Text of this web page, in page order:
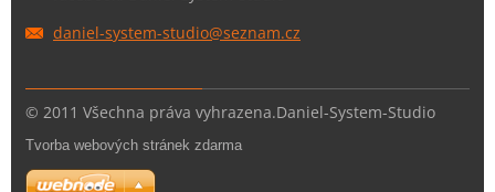
daniel-system-studio@seznam.cz
© 2011 Všechna práva vyhrazena.Daniel-System-Studio
Tvorba webových stránek zdarma